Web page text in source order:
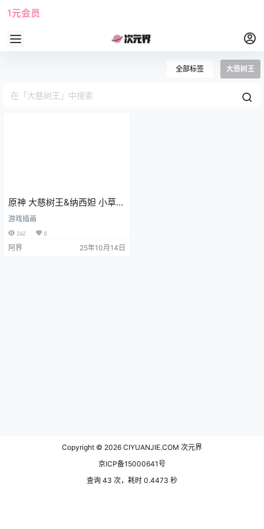
1元会员
全部标签 大慈树王
原神 大慈树王&纳西妲 小草神
游戏壁纸 手机壁纸
游戏插画
242 0
阿界 25年10月14日
Copyright © 2026 CIYUANJIE.COM 次元界
京ICP备15000641号
查询 43 次，耗时 0.4473 秒